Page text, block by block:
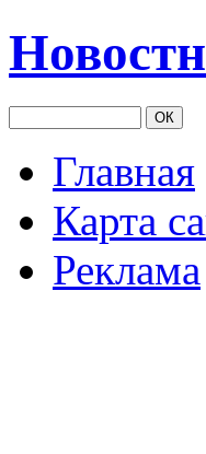
Главная
Карта
Реклама